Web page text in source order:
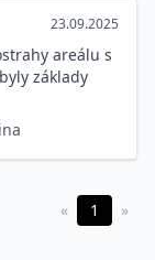
23.09.2025
areálu s
základy
« 1 »